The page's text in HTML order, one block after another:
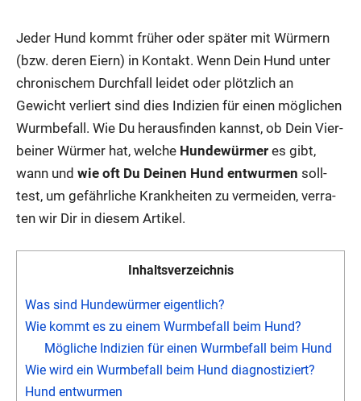
Jeder Hund kommt frü­her oder spä­ter mit Wür­mern
(bzw. deren Eiern) in Kon­takt. Wenn Dein Hund unter
chro­ni­schem Durch­fall lei­det oder plötz­lich an
Gewicht ver­liert sind dies Indi­zi­en für einen mög­li­chen
Wurm­be­fall. Wie Du her­aus­fin­den kannst, ob Dein Vier­
bei­ner Wür­mer hat, wel­che Hun­de­wür­mer es gibt,
wann und wie oft Du Dei­nen Hund ent­wur­men soll­
test, um gefähr­li­che Krank­hei­ten zu ver­mei­den, ver­ra­
ten wir Dir in die­sem Arti­kel.
Inhalts­ver­zeich­nis
Was sind Hun­de­wür­mer eigent­lich?
Wie kommt es zu einem Wurm­be­fall beim Hund?
Mög­li­che Indi­zi­en für einen Wurm­be­fall beim Hund
Wie wird ein Wurm­be­fall beim Hund dia­gnos­ti­ziert?
Hund ent­wur­men